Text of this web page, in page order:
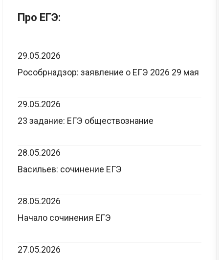
Про ЕГЭ:
29.05.2026
Рособрнадзор: заявление о ЕГЭ 2026 29 мая
29.05.2026
23 задание: ЕГЭ обществознание
28.05.2026
Васильев: сочинение ЕГЭ
28.05.2026
Начало сочинения ЕГЭ
27.05.2026